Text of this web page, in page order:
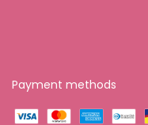
Payment methods